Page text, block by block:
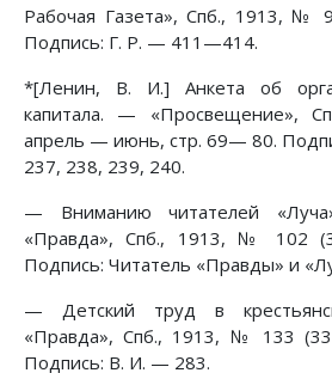
Рабочая Газета», Спб., 1913, №
Подпись: Г. Р. — 411—414.
*[Ленин, В. И.] Анкета об
капитала. — «Просвещение»,
апрель — июнь, стр. 69— 80.
237, 238, 239, 240.
— Вниманию читателей
«Правда», Спб., 1913, № 102
Подпись: Читатель «Правды» и
— Детский труд в
«Правда», Спб., 1913, № 133
Подпись: В. И. — 283.